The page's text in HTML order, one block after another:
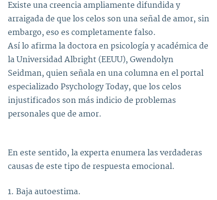
Existe una creencia ampliamente difundida y
arraigada de que los celos son una señal de amor, sin
embargo, eso es completamente falso.
Así lo afirma la doctora en psicología y académica de
la Universidad Albright (EEUU), Gwendolyn
Seidman, quien señala en una columna en el portal
especializado Psychology Today, que los celos
injustificados son más indicio de problemas
personales que de amor.
En este sentido, la experta enumera las verdaderas
causas de este tipo de respuesta emocional.
1. Baja autoestima.